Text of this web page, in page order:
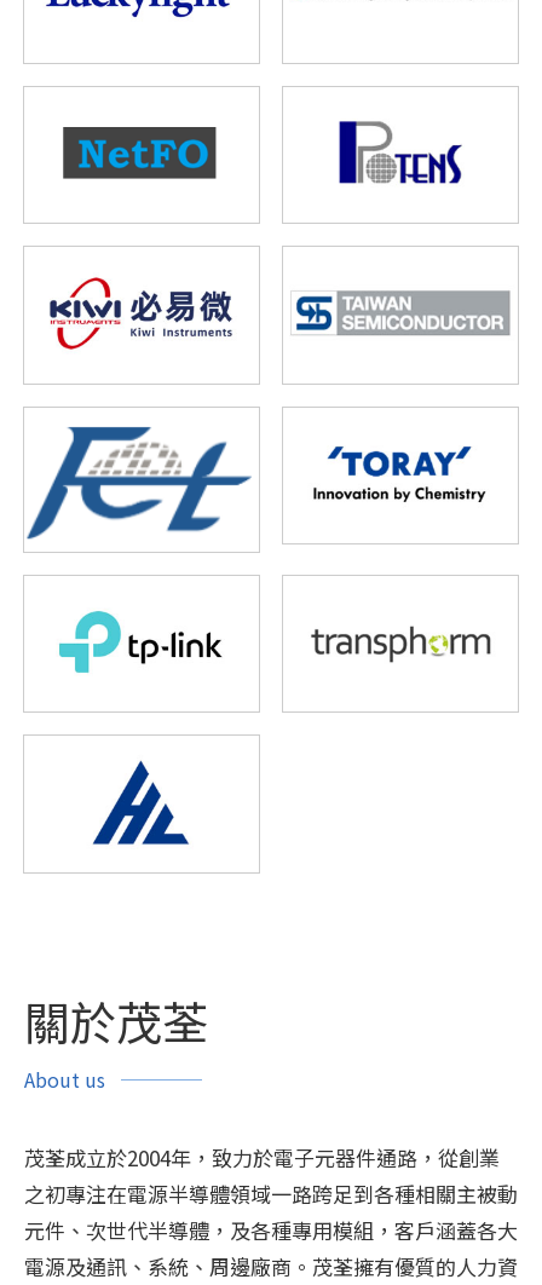
關於茂荃
About us
茂荃成立於2004年，致力於電子元器件通路，從創業
之初專注在電源半導體領域一路跨足到各種相關主被動
元件、次世代半導體，及各種專用模組，客戶涵蓋各大
電源及通訊、系統、周邊廠商。茂荃擁有優質的人力資